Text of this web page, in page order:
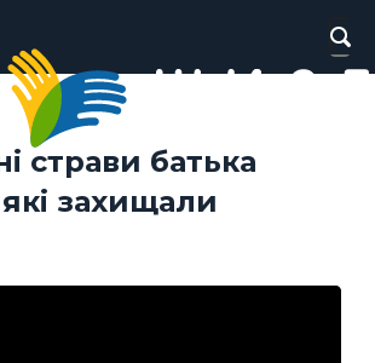
страви батька
захищали